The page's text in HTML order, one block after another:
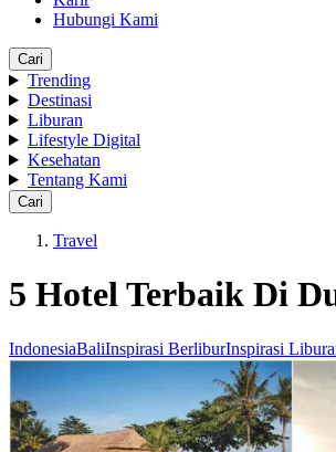
Hubungi Kami
Cari
Trending
Destinasi
Liburan
Lifestyle Digital
Kesehatan
Tentang Kami
Cari
Travel
5 Hotel Terbaik Di
IndonesiaBaliInspirasi BerliburInspirasi